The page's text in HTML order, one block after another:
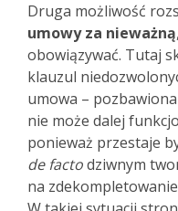
Druga możliwość
umowy za nieważną
obowiązywać. Tutaj
klauzul
umowa –
nie może dalej
ponieważ przestaje
de factodziwnym
na